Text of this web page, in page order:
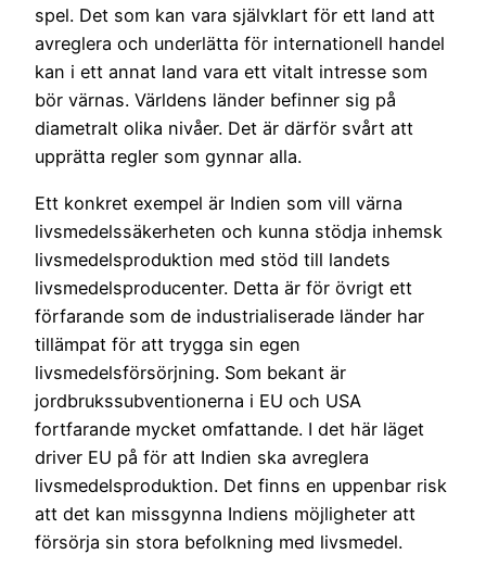
spel. Det som kan vara självklart för ett land att
avreglera och underlätta för internationell handel
kan i ett annat land vara ett vitalt intresse som
bör värnas. Världens länder befinner sig på
diametralt olika nivåer. Det är därför svårt att
upprätta regler som gynnar alla.
Ett konkret exempel är Indien som vill värna
livsmedelssäkerheten och kunna stödja inhemsk
livsmedelsproduktion med stöd till landets
livsmedelsproducenter. Detta är för övrigt ett
förfarande som de industrialiserade länder har
tillämpat för att trygga sin egen
livsmedelsförsörjning. Som bekant är
jordbrukssubventionerna i EU och USA
fortfarande mycket omfattande. I det här läget
driver EU på för att Indien ska avreglera
livsmedelsproduktion. Det finns en uppenbar risk
att det kan missgynna Indiens möjligheter att
försörja sin stora befolkning med livsmedel.